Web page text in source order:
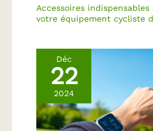
Accessoires
votre équipement cycliste
Déc
22
2024